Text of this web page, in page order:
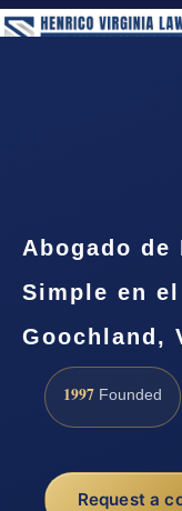
Abogado de
Simple en
Goochland,
1997 Founded
Request a